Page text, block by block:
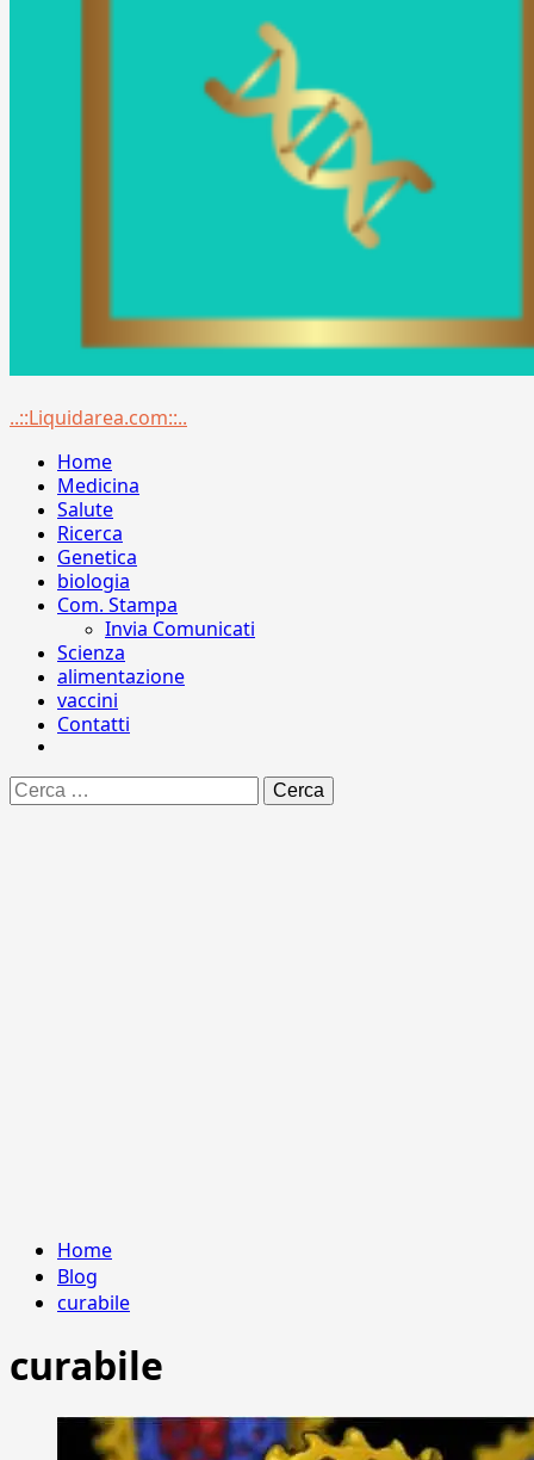
Menu
..::Liquidarea.com::..
Home
Medicina
Salute
Ricerca
Genetica
biologia
Com. Stampa
Invia Comunicati
Scienza
alimentazione
vaccini
Contatti
Ricerca
per:
Home
Blog
curabile
curabile